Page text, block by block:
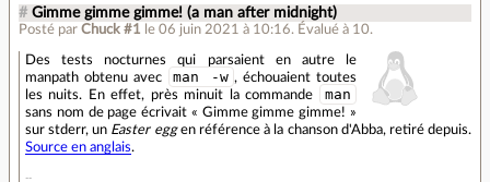
# Gimme gimme gimme! (a man after midnight)
Posté par Chuck #1 le 06 juin 2021 à 10:16. Évalué à 10.
Des tests nocturnes qui parsaient en autre le
manpath obtenu avec
man -w , échouaient toutes
les nuits. En effet, près minuit la commande
man
sans nom de page écrivait « Gimme gimme gimme! »
sur stderr, un Easter eggen référence à la chanson d'Abba, retiré depuis.
Source en anglais.